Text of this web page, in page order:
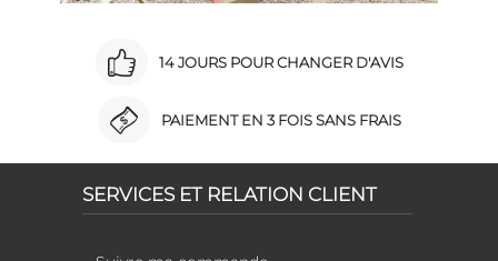
14 JOURS POUR CHANGER D'AVIS
PAIEMENT EN 3 FOIS SANS FRAIS
SERVICES ET RELATION CLIENT